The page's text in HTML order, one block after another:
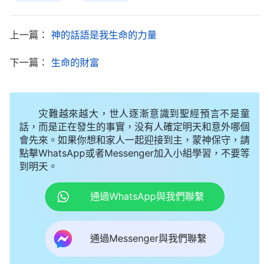
你，你不説就别想活着出去，讓你在監獄裏蹲十年二
十年，一輩子你也别想出去了！」聽着這些話，我心
教會詩歌《我願看見神得榮日》：「把愛與忠心獻給
但屈膝。啊！頭可斷血可流，子民骨氣不能丢，神的
囑托挂心頭，定要羞辱魔鬼撒但……」《跟隨羔羊唱
新歌》神的開啓使我剛强壯膽，有了受盡一切苦也要
為神站住見證的信心與决心。最後，惡警的陰謀没有
得逞，他們折磨我折磨得累了，就把我放下來送回鐵
屋子裏。
幾天下來，我被惡警折磨得渾身無力，精神恍
惚，兩隻手和胳膊也麻木了。面對這慘無人道的酷刑
上一篇： 神的話語是我生命的力量
下一篇： 生命的財富
灾難越來越大，世人逐漸意識到聖經預言不是童
話，而是正在發生的事實，没有人確定明天和意外哪個
會先來。如果你想和家人一起迎接到主，蒙神保守，請
點擊WhatsApp或者Messenger加入小組學習，不要等
到明天。
通過WhatsApp與我們聯繫
通過Messenger與我們聯繫